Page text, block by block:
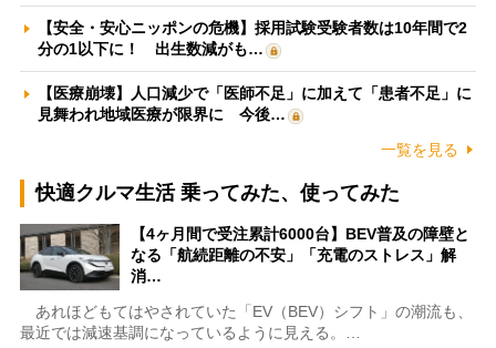
【安全・安心ニッポンの危機】採用試験受験者数は10年間で2
分の1以下に！ 出生数減がも…
【医療崩壊】人口減少で「医師不足」に加えて「患者不足」に
見舞われ地域医療が限界に 今後…
一覧を見る
快適クルマ生活 乗ってみた、使ってみた
【4ヶ月間で受注累計6000台】BEV普及の障壁と
なる「航続距離の不安」「充電のストレス」解
消…
あれほどもてはやされていた「EV（BEV）シフト」の潮流も、
最近では減速基調になっているように見える。…